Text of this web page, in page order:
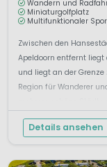
Wandern und
Miniaturgolfplatz
Multifunktionaler
Zwischen den
Apeldoorn entfernt liegt
und liegt an der
Region für Wanderer
Details ansehen